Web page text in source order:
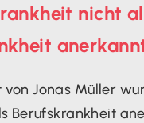
nicht
von Jonas Müller
Berufskrankheit